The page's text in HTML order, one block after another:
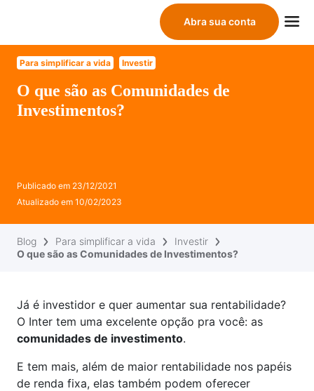
Abra sua conta
Para simplificar a vida Investir
O que são as Comunidades de
Investimentos?
Publicado em 23/12/2021
Atualizado em 10/02/2023
Blog Para simplificar a vida
Investir
O que são as Comunidades de Investimentos?
Já é investidor e quer aumentar sua rentabilidade?
O Inter tem uma excelente opção pra você: as
comunidades de investimento.
E tem mais, além de maior rentabilidade nos papéis
de renda fixa, elas também podem oferecer